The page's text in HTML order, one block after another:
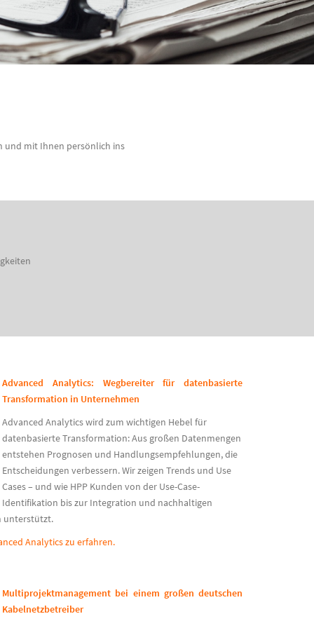
und mit Ihnen persönlich ins
Advanced Analytics: Wegbereiter für datenbasierte
Transformation in Unternehmen
Advanced Analytics wird zum wichtigen Hebel für
datenbasierte Transformation: Aus großen Datenmengen
entstehen Prognosen und Handlungsempfehlungen, die
Entscheidungen verbessern. Wir zeigen Trends und Use
Cases – und wie HPP Kunden von der Use-Case-
Identifikation bis zur Integration und nachhaltigen
unterstützt.
Analytics zu erfahren.
Multiprojektmanagement bei einem großen deutschen
Kabelnetzbetreiber